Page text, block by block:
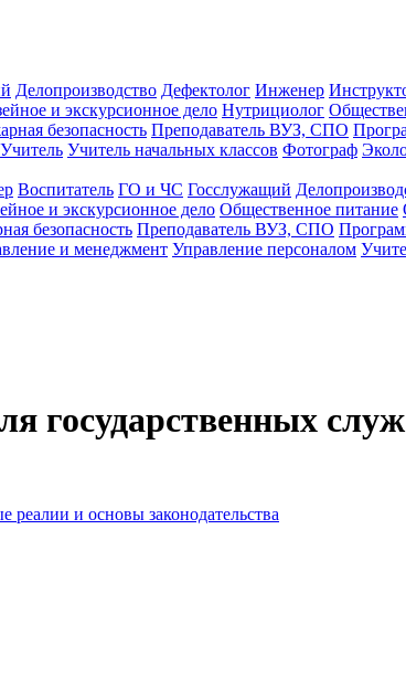
Делопроизводство Дефектолог Инженер
и экскурсионное дело Нутрициолог
безопасность Преподаватель ВУЗ, СПО
Учитель Учитель начальных классов Фотограф
Воспитатель ГО и ЧС Госслужащий
и экскурсионное дело Общественное питание
безопасность Преподаватель ВУЗ, СПО
и менеджмент Управление персоналом
и основы законодательства